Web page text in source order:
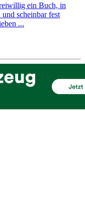
ein Buch, in
scheinbar fest
...